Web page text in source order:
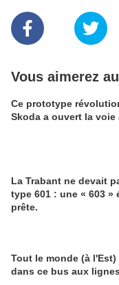
Vous aimerez
Ce prototype
Skoda a ouvert la voie
La Trabant ne devait
type 601 : une « 603 »
prête.
Tout le monde (à
dans ce bus aux